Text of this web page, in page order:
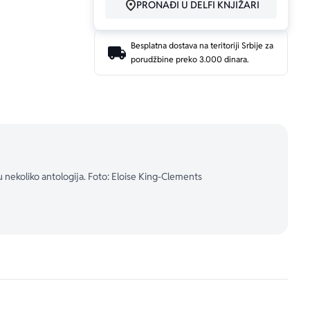
PRONAĐI U DELFI KNJIŽARI
Besplatna dostava na teritoriji Srbije za
porudžbine preko 3.000 dinara.
antologija. Foto: Eloise King-Clements